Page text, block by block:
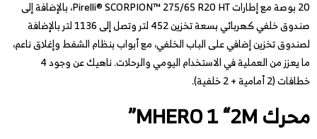
20 بوصة مع إطارات Pirelli® SCORPION™ 275/65 R20 HT، بالإضافة إلى
صندوق خلفي كهربائي بسعة تخزين 452 لتر وتصل إلى 1136 لتر بالإضافة
لصندوق تخزين إضافي على الباب الخلفي، مع أبواب بنظام الشفط وإغلاق ناعم،
ما يعزز من العملية في الاستخدام اليومي والرحلات. ناهيك عن وجود 4
خطافات (2 أمامية + 2 خلفية).
محرك MHERO 1 “2M”